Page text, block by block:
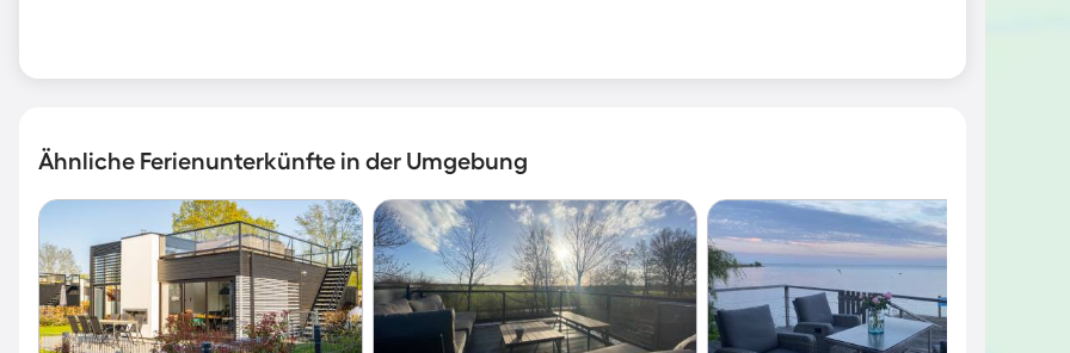
Ähnliche Ferienunterkünfte in der Umgebung